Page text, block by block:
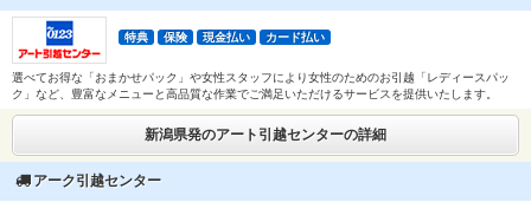
特典 保険 現金払い カード払い
選べてお得な「おまかせパック」や女性スタッフにより女性のためのお引越「レディースパッ
ク」など、豊富なメニューと高品質な作業でご満足いただけるサービスを提供いたします。
新潟県発のアート引越センターの詳細
アーク引越センター